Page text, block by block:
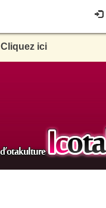
Cliquez ici